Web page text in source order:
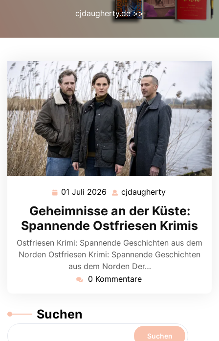
cjdaugherty.de>>
01 Juli 2026 01
2026
cjdaugherty
Geheimnisse an der Küste:
Spannende Ostfriesen Krimis
Ostfriesen Krimi: Spannende Geschichten aus dem
Norden Ostfriesen Krimi: Spannende Geschichten
aus dem Norden Der…
0 Kommentare
Suchen
Suchen